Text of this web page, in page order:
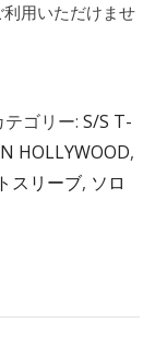
用いただけませ
テゴリー: S/S T-
HOLLYWOOD,
スリーブ, ソロ